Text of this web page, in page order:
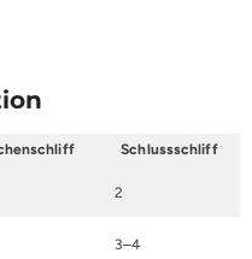
Schlussschliff
2
3–4